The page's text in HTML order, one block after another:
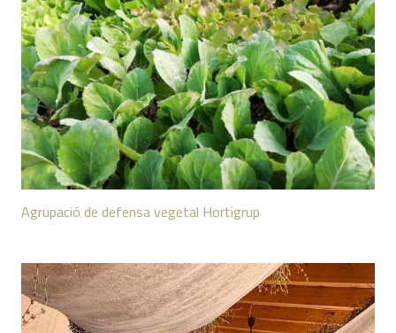
Agrupació de defensa vegetal Hortigrup